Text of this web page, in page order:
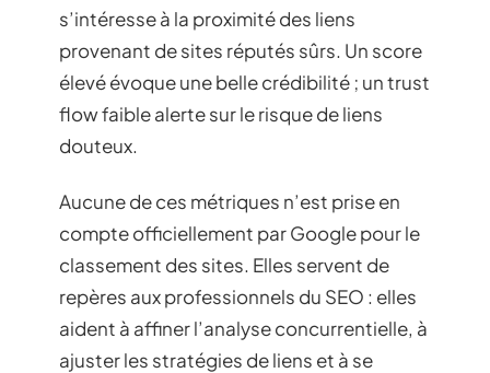
s’intéresse à la proximité des liens
provenant de sites réputés sûrs. Un score
élevé évoque une belle crédibilité ; un trust
flow faible alerte sur le risque de liens
douteux.
Aucune de ces métriques n’est prise en
compte officiellement par Google pour le
classement des sites. Elles servent de
repères aux professionnels du SEO : elles
aident à affiner l’analyse concurrentielle, à
ajuster les stratégies de liens et à se